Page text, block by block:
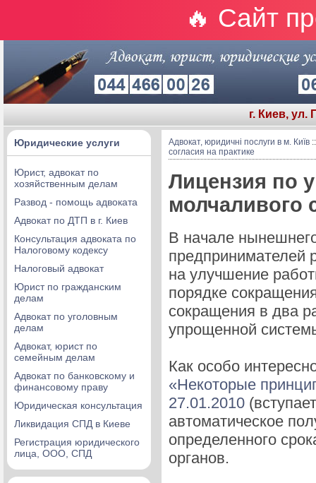
🔥 Сайт
г. Киев, ул.
Юридические услуги
Юрист, адвокат по
хозяйственным делам
Развод - помощь адвоката
Адвокат по ДТП в г. Киев
Консультация адвоката по
Налоговому кодексу
Налоговый адвокат
Юрист по гражданским
делам
Адвокат по уголовным
делам
Адвокат, юрист по
семейным делам
Адвокат по банковскому и
финансовому праву
Юридическая консультация
Ликвидация СПД в Киеве
Регистрация юридического
лица, ООО, СПД
Адвокат, юридичні послуги в м. Київ
согласия на практике
Лицензия по
молчаливого
В начале
предпринимателей
на улучшение
порядке
сокращения в два
упрощенной
Как особо
«Некоторые
27.01.2010
автоматическое
определенного
органов.